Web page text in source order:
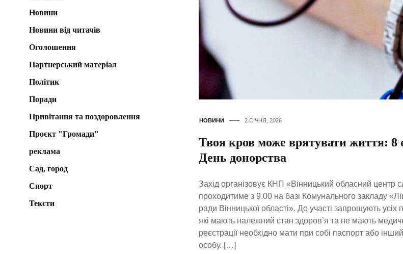
НОВИНИ 2 СІЧНЯ, 2026
Твоя кров може врятувати життя: 8
День донорства
Захід організовує КНП «Вінницький обласний центр
проходитиме з 9.00 на базі Комунального закладу
ради Вінницької області». До участі запрошують усіх
які мають належний стан здоров’я та не мають
реєстрації необхідно мати при собі паспорт або
особу. […]
Новини
Новини від читачів
Оголошення
Партнерський матеріал
Політик
Поради
Привітання та поздоровлення
Проєкт "Громади"
реклама
Сад, город
Спорт
Тексти